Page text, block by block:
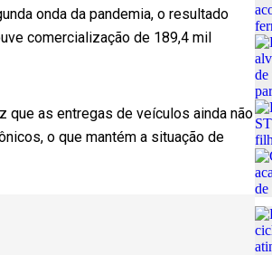
onda da pandemia, o resultado
comercialização de 189,4 mil
que as entregas de veículos ainda não
o que mantém a situação de